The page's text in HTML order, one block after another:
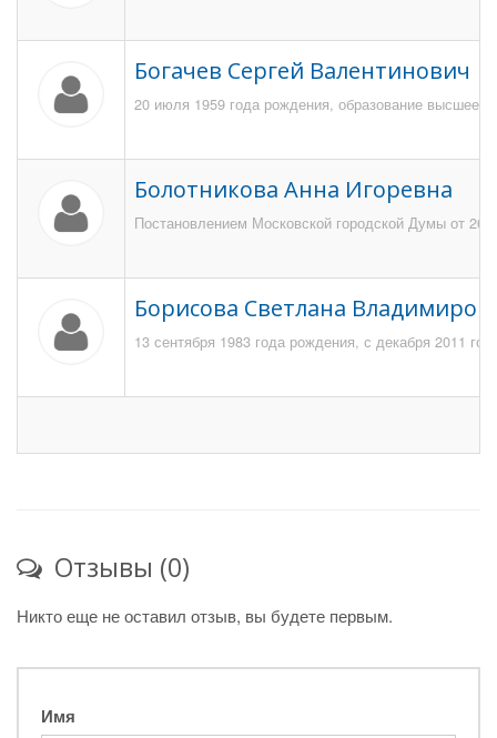
Богачев Сергей Валентинович
20 июля 1959 года рождения, образование высшее
Болотникова Анна Игоревна
Постановлением Московской городской Думы от 26
Борисова Светлана
13 сентября 1983 года рождения, с декабря 2011
Отзывы (0)
Никто еще не оставил отзыв, вы будете первым.
Имя